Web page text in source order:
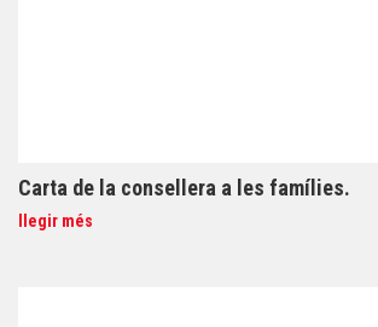
Carta de la consellera a les famílies.
llegir més